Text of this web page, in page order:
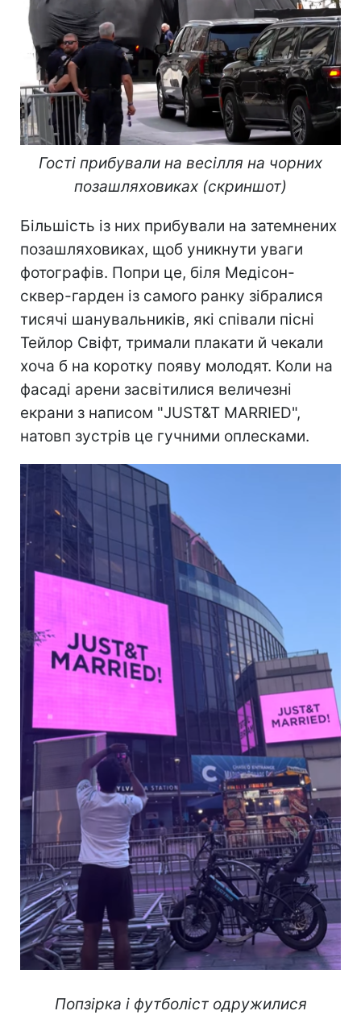
Гості прибували на весілля на чорних
позашляховиках (скриншот)
Більшість із них прибували на затемнених
позашляховиках, щоб уникнути уваги
фотографів. Попри це, біля Медісон-
сквер-гарден із самого ранку зібралися
тисячі шанувальників, які співали пісні
Тейлор Свіфт, тримали плакати й чекали
хоча б на коротку появу молодят. Коли на
фасаді арени засвітилися величезні
екрани з написом "JUST&T MARRIED",
натовп зустрів це гучними оплесками.
Попзірка і футболіст одружилися